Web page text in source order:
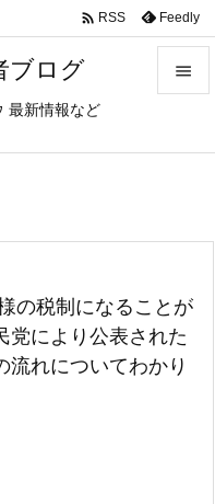
ブログ
最新情報など

次へ

検索
 RSS Feedly
の税制になることが
党により公表された
流れについてわかり